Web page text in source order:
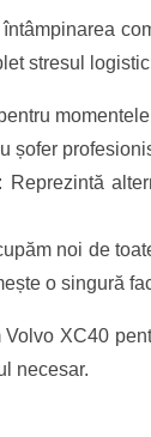
stresul
șofer
Reprezintă
noi de
o singură
XC40
necesar.